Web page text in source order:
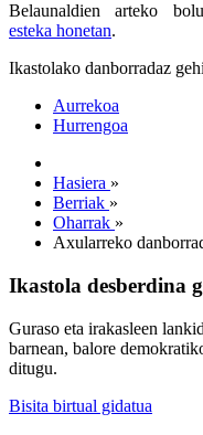
Belaunaldien arteko
esteka honetan.
Ikastolako danborradaz
Aurrekoa
Hurrengoa
Hasiera »
Berriak »
Oharrak »
Axularreko
Ikastola desberdina
Guraso eta irakasleen
barnean, balore
ditugu.
Bisita birtual gidatua